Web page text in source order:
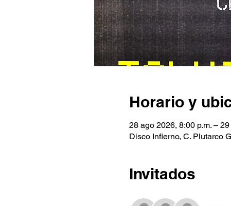
Horario y
28 ago 2026, 8:00 p.m. –
Disco Infierno, C. Plutarco
Invitados